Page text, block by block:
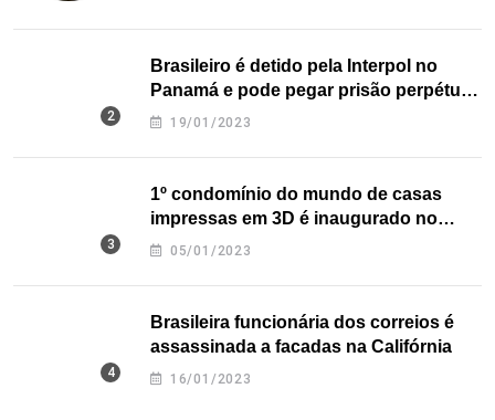
Brasileiro é detido pela Interpol no
Panamá e pode pegar prisão perpétua
nos EUA
19/01/2023
1º condomínio do mundo de casas
impressas em 3D é inaugurado no
Texas
05/01/2023
Brasileira funcionária dos correios é
assassinada a facadas na Califórnia
16/01/2023